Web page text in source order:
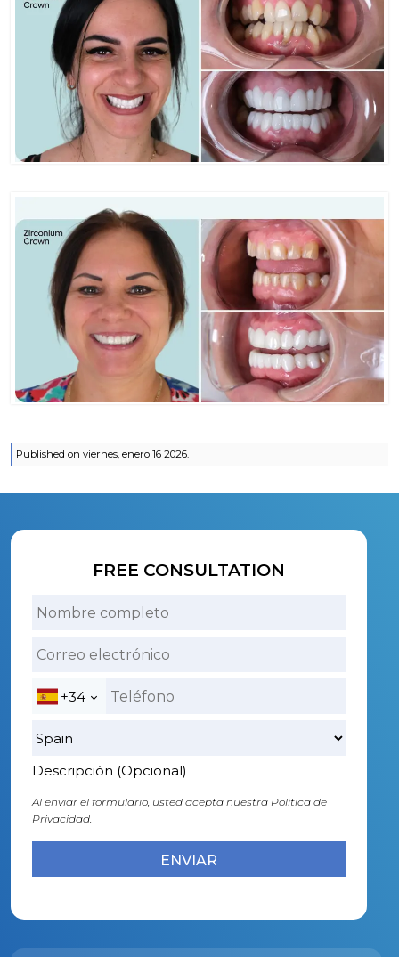
Published on viernes, enero 16 2026.
FREE CONSULTATION
+34
Descripción (Opcional)
Al enviar el formulario, usted acepta nuestra Política de
Privacidad.